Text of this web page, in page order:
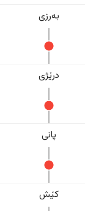
بەرزی
درێژی
پانی
کێش